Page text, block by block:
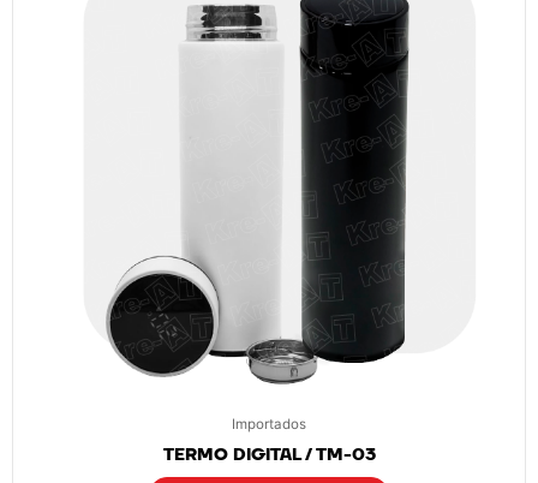
Importados
TERMO DIGITAL / TM-03